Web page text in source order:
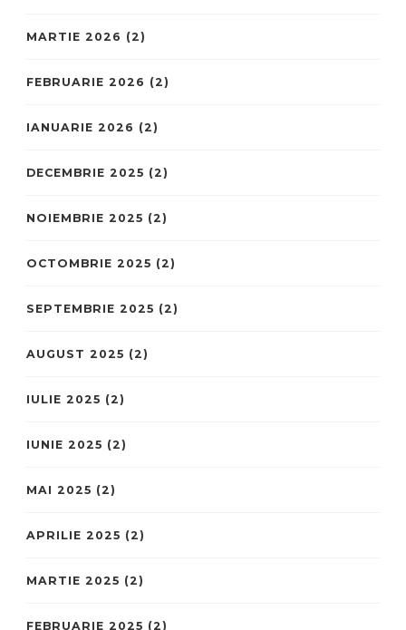
MARTIE 2026 (2)
FEBRUARIE 2026 (2)
IANUARIE 2026 (2)
DECEMBRIE 2025 (2)
NOIEMBRIE 2025 (2)
OCTOMBRIE 2025 (2)
SEPTEMBRIE 2025 (2)
AUGUST 2025 (2)
IULIE 2025 (2)
IUNIE 2025 (2)
MAI 2025 (2)
APRILIE 2025 (2)
MARTIE 2025 (2)
FEBRUARIE 2025 (2)